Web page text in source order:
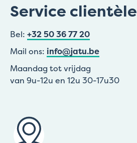
Service clientèle
Bel: +32 50 36 77 20
Mail ons: info@jatu.be
Maandag tot vrijdag
van 9u-12u en 12u 30-17u30